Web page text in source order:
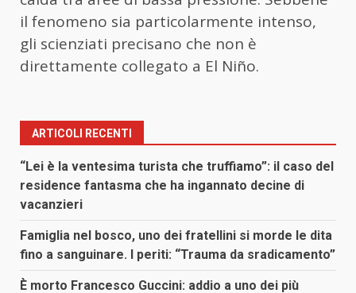
il fenomeno sia particolarmente intenso,
gli scienziati precisano che non è
direttamente collegato a El Niño.
ARTICOLI RECENTI
“Lei è la ventesima turista che truffiamo”: il caso del
residence fantasma che ha ingannato decine di
vacanzieri
Famiglia nel bosco, uno dei fratellini si morde le dita
fino a sanguinare. I periti: “Trauma da sradicamento”
È morto Francesco Guccini: addio a uno dei più